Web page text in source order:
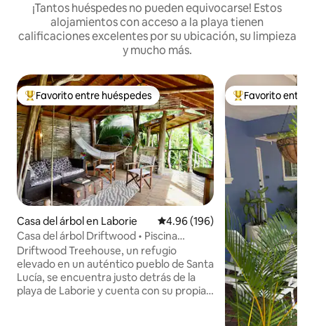
¡Tantos huéspedes no pueden equivocarse! Estos
alojamientos con acceso a la playa tienen
calificaciones excelentes por su ubicación, su limpieza
y mucho más.
De los mejores en Favorito entre huéspedes
Favorito entre huéspedes
Casa del árbol en Laborie Calificación promedio: 4.96 de
4.96 (196)
Casa del árbol Driftwood • Piscina
privada • Cerca de la playa
Driftwood Treehouse, un refugio
elevado en un auténtico pueblo de Santa
Lucía, se encuentra justo detrás de la
playa de Laborie y cuenta con su propia
De los mejores
Favorito entre